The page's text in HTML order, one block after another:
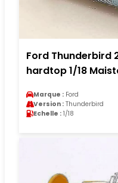
Ford Thunderbird
hardtop 1/18
Marque : Ford
Version : Thunderbird
Echelle : 1/18